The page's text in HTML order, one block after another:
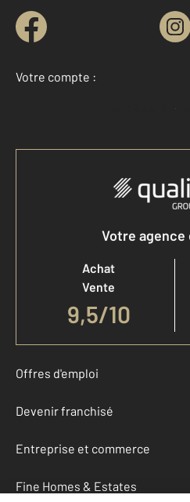
Votre compte :
Accéder à
Votre agence
Achat
Vente
9,5/10
Offres d'emploi
Devenir franchisé
Entreprise et commerce
Fine Homes & Estates